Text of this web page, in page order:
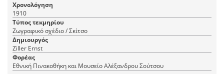
Χρονολόγηση
1910
Τύπος τεκμηρίου
Ζωγραφικό σχέδιο / Σκίτσο
Δημιουργός
Ziller Ernst
Φορέας
Εθνική Πινακοθήκη και Μουσείο Αλέξανδρου Σούτσου